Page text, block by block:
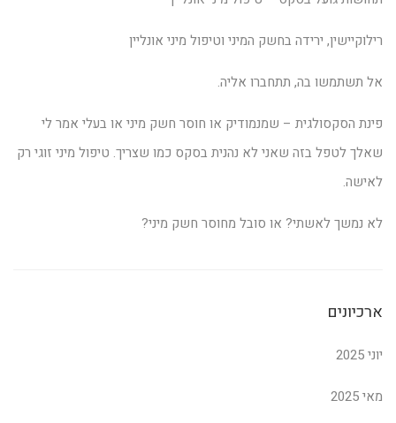
רילוקיישין, ירידה בחשק המיני וטיפול מיני אונליין
אל תשתמשו בה, תתחברו אליה.
פינת הסקסולגית – שמנמודיק או חוסר חשק מיני או בעלי אמר לי
שאלך לטפל בזה שאני לא נהנית בסקס כמו שצריך. טיפול מיני זוגי רק
לאישה.
לא נמשך לאשתי? או סובל מחוסר חשק מיני?
ארכיונים
יוני 2025
מאי 2025